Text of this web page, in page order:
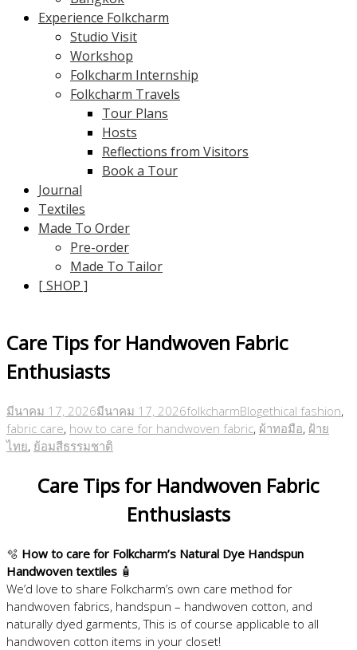
Experience Folkcharm
Studio Visit
Workshop
Folkcharm Internship
Folkcharm Travels
Tour Plans
Hosts
Reflections from Visitors
Book a Tour
Journal
Textiles
Made To Order
Pre-order
Made To Tailor
[ SHOP ]
Care Tips for Handwoven Fabric
Enthusiasts
มีนาคม 17, 2026มีนาคม 17, 2026folkcharmBlogethical fashion,
fabric care, how to care for handwoven fabric, ผ้าทอมือ, ฝ้าย
ไทย, ย้อมสีธรรมชาติ
Care Tips for Handwoven Fabric
Enthusiasts
🫧 How to care for Folkcharm’s Natural Dye Handspun
Handwoven textiles 🧴
We’d love to share Folkcharm’s own care method for
handwoven fabrics, handspun – handwoven cotton, and
naturally dyed garments, This is of course applicable to all
handwoven cotton items in your closet!